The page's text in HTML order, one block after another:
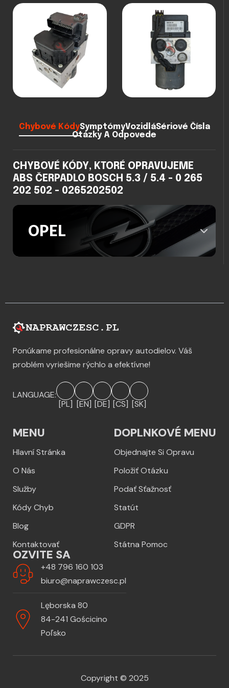
Chybové KódySymptómyVozidláSériové Čísla
Otázky A Odpovede
CHYBOVÉ KÓDY, KTORÉ OPRAVUJEME
ABS ČERPADLO BOSCH 5.3 / 5.4 - 0 265
202 502 - 0265202502
OPEL
Ponúkame profesionálne opravy autodielov. Váš
problém vyriešime rýchlo a efektívne!
LANGUAGE:
[PL] [EN] [DE] [CS] [SK]
MENU
Hlavní Stránka
O Nás
Služby
Kódy Chyb
Blog
Kontaktovať
DOPLNKOVÉ MENU
Objednajte Si Opravu
Položiť Otázku
Podať Sťažnosť
Statút
GDPR
Státna Pomoc
OZVITE SA
+48 796 160 103
biuro@naprawczesc.pl
Lęborska 80
84-241 Gościcino
Poľsko
Copyright © 2025